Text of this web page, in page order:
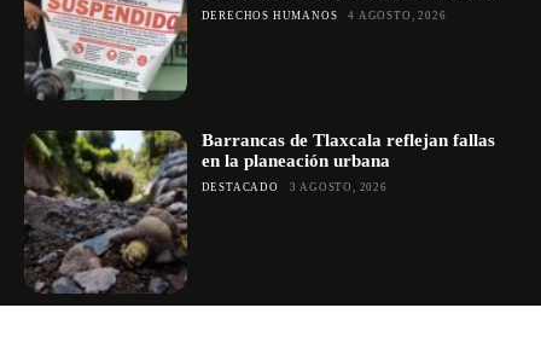
DERECHOS HUMANOS 4 AGOSTO, 2026
Barrancas de Tlaxcala reflejan fallas
en la planeación urbana
DESTACADO 3 AGOSTO, 2026